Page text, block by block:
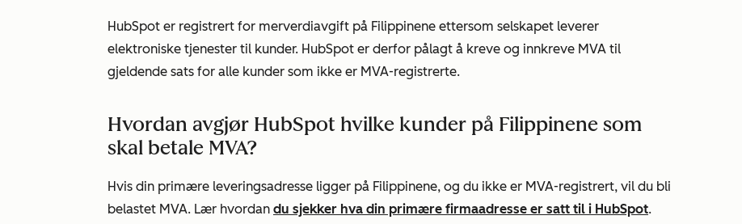
HubSpot er registrert for merverdiavgift på Filippinene ettersom selskapet leverer
elektroniske tjenester til kunder. HubSpot er derfor pålagt å kreve og innkreve MVA til
gjeldende sats for alle kunder som ikke er MVA-registrerte.
Hvordan avgjør HubSpot hvilke kunder på Filippinene som
skal betale MVA?
Hvis din primære leveringsadresse ligger på Filippinene, og du ikke er MVA-registrert, vil du bli
belastet MVA. Lær hvordan du sjekker hva din primære firmaadresse er satt til i HubSpot.